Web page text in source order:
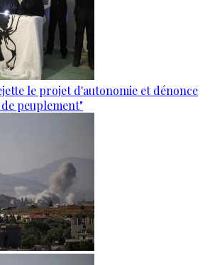
le projet d'autonomie et dénonce
peuplement"